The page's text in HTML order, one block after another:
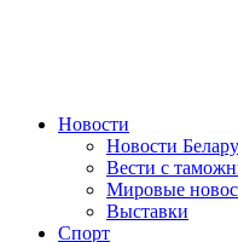
Сайт про автомобили
Новости
Новости
Вести с
Мировые
Выставки
Спорт